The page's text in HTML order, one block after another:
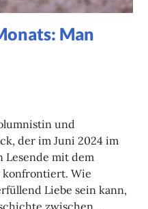
Man
und
der im Juni 2024 im
Lesende mit dem
konfrontiert. Wie
Liebe sein kann,
zwischen …